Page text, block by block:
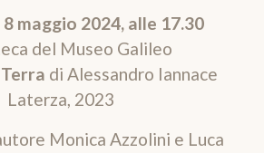
maggio 2024, alle 17.30
del Museo Galileo
di Alessandro Iannace
Laterza, 2023
Monica Azzolini e Luca